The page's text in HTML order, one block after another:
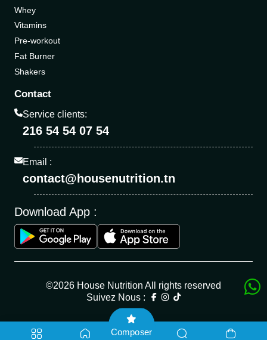
Composer
Whey
Vitamins
Pre-workout
Fat Burner
Shakers
Contact
Service clients:
216 54 54 07 54
Email :
contact@housenutrition.tn
Download App :
©2026 House Nutrition All rights reserved
Suivez Nous :